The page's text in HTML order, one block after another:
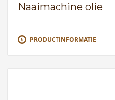
Naaimachine olie
PRODUCTINFORMATIE